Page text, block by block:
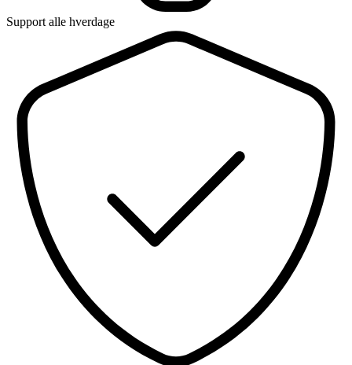
Support alle hverdage